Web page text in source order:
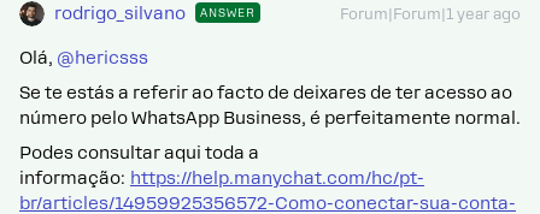
rodrigo_silvano ANSWER Forum|Forum|1 year ago
Olá, ​ @hericsss
Se te estás a referir ao facto de deixares de ter acesso ao
número pelo WhatsApp Business, é perfeitamente normal.
Podes consultar aqui toda a
informação: https://help.manychat.com/hc/pt-
br/articles/14959925356572-Como-conectar-sua-conta-